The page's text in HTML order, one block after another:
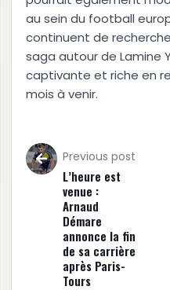
au sein du football
continuent de
saga autour de Lamine
captivante et riche en
mois à venir.
Previous post
L’heure est
venue :
Arnaud
Démare
annonce la fin
de sa carrière
après Paris-
Tours